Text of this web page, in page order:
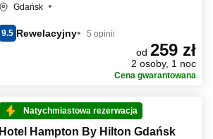
Gdańsk
9.5 Rewelacyjny 5 opinii
od 259 zł
2 osoby, 1 noc
Cena gwarantowana
Natychmiastowa rezerwacja
Hotel Hampton By Hilton Gdańsk